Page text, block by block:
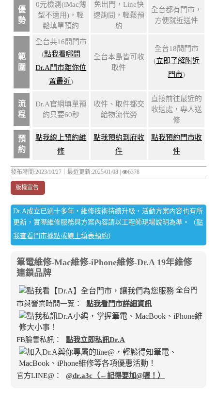
優
勢
0元檢測(iMac薄
型不適用)，輕
鬆填單預約
免出門，Line快
速詢問，輕鬆預
約
全台都有門市，
方便就近送件
範
圍
全台共16間門市
(點我看哪間
Dr.A門市離你位
置最近)
全台本島皆可收
取件
全台18間門市
(立即了解附近
門市)
流
程
Dr.A官網填單預
約只要60秒
收件、取件都交
給物流代勞
直接前往最近的
收送處，專人送
修
預
約
點我線上預約維
修
點我預約到府收
件
點我預約門市收
件
發布時間:2023/10/27｜最近更新:2025/01/08 | 6378
版權宣告
Dr.A成立已逾十多年，維修技術持續升級，活動方案內容也有所
更新，實際維修服務與方案內容請以工程師現場說明為準。（點
我查看門市據點或線上填表預約）
筆電維修-Mac維修-iPhone維修-Dr.A 19年維修
連鎖品牌
全台門
市與營業時間一覽：
點我看門市詳細資訊
FB臉書私訊： 點我立即私訊Dr.A
官方LINE@： @dr.a3c（←記得要加@喔！）